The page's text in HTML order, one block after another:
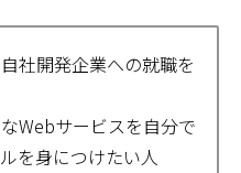
社開発企業への就職を
Webサービスを自分で
を身につけたい人